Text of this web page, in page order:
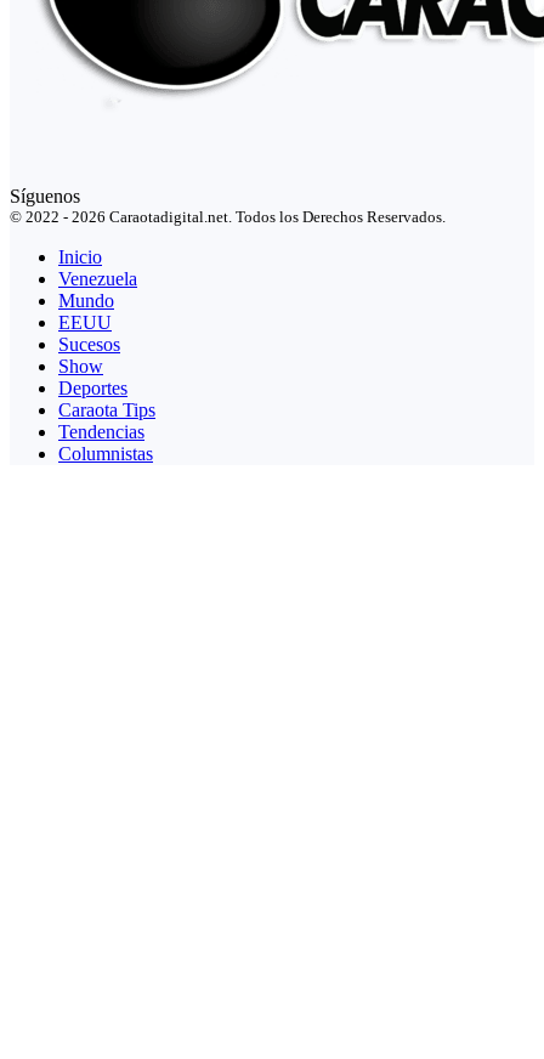
Síguenos
© 2022 - 2026 Caraotadigital.net. Todos los Derechos Reservados.
Inicio
Venezuela
Mundo
EEUU
Sucesos
Show
Deportes
Caraota Tips
Tendencias
Columnistas